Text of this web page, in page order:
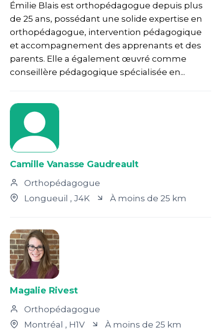
Émilie Blais est orthopédagogue depuis plus
de 25 ans, possédant une solide expertise en
orthopédagogue, intervention pédagogique
et accompagnement des apprenants et des
parents. Elle a également œuvré comme
conseillère pédagogique spécialisée en...
Camille Vanasse Gaudreault
Orthopédagogue
Longueuil , J4K À moins de 25 km
Magalie Rivest
Orthopédagogue
Montréal , H1V
À moins de 25 km